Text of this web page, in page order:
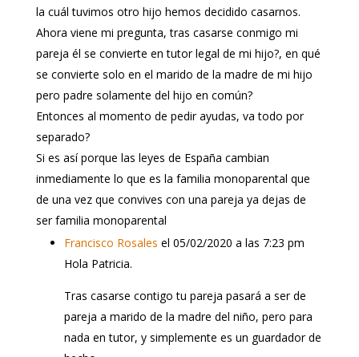
la cuál tuvimos otro hijo hemos decidido casarnos.
Ahora viene mi pregunta, tras casarse conmigo mi
pareja él se convierte en tutor legal de mi hijo?, en qué
se convierte solo en el marido de la madre de mi hijo
pero padre solamente del hijo en común?
Entonces al momento de pedir ayudas, va todo por
separado?
Si es así porque las leyes de España cambian
inmediamente lo que es la familia monoparental que
de una vez que convives con una pareja ya dejas de
ser familia monoparental
Francisco Rosales el 05/02/2020 a las 7:23 pm
Hola Patricia.
Tras casarse contigo tu pareja pasará a ser de
pareja a marido de la madre del niño, pero para
nada en tutor, y simplemente es un guardador de